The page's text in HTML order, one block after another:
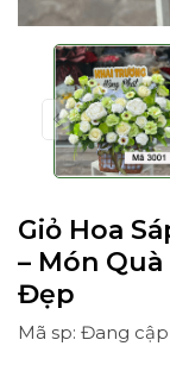
Giỏ Hoa
– Món
Đẹp
Mã sp: Đang